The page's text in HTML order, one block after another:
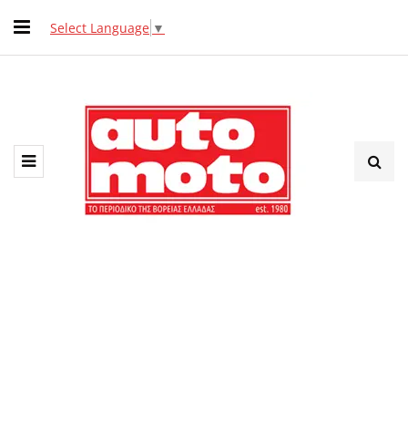
Select Language ▼